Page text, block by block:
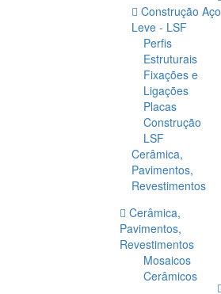
Construção Aço
Leve - LSF
Perfis
Estruturais
Fixações e
Ligações
Placas
Construção
LSF
Cerâmica,
Pavimentos,
Revestimentos
Cerâmica,
Pavimentos,
Revestimentos
Mosaicos
Cerâmicos